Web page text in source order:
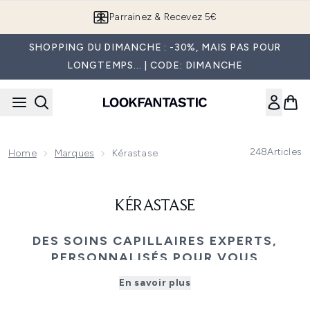
Parrainez & Recevez 5€
SHOPPING DU DIMANCHE : -30%, MAIS PAS POUR
LONGTEMPS... | CODE: DIMANCHE
Home Marques Kérastase 248Articles
KÉRASTASE
DES SOINS CAPILLAIRES EXPERTS,
PERSONNALISÉS POUR VOUS
scientifiquement prouvés, formulés à base d'ingrédients
En savoir plus